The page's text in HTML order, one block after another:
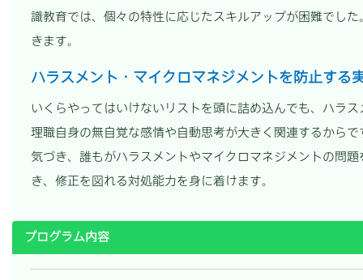
識教育では、個々の特性に応じたスキルアップが困難でし
きます。
ハラスメント・マイクロマネジメントを防止する
いくらやってはいけないリストを頭に詰め込んでも、ハラ
理職自身の無自覚な感情や自動思考が大きく関連するから
気づき、誰もがハラスメントやマイクロマネジメントの問
き、修正を図れる対処能力を身に着けます。
プログラム内容